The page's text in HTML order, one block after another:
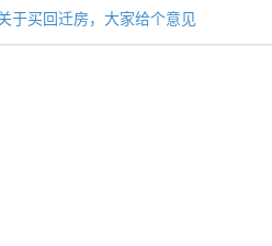
于买回迁房，大家给个意见